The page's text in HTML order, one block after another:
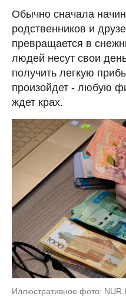
Обычно сначала
родственников и
превращается в
людей несут свои
получить легкую
произойдет - любую
ждет крах.
Иллюстративное фото: